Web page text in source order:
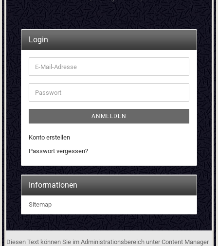
Login
E-
Mail-
Adresse
Passwort
ANMELDEN
Konto erstellen
Passwort vergessen?
Informationen
Sitemap
Diesen Text können Sie im Administrationsbereich unter Content Manager